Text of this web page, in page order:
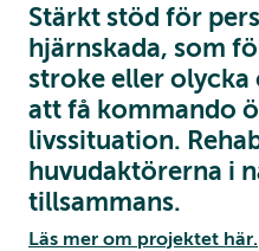
Stärkt stöd för
hjärnskada, som
stroke eller
att få kommando
livssituation.
huvudaktörerna i
tillsammans.
Läs mer om projektet här.